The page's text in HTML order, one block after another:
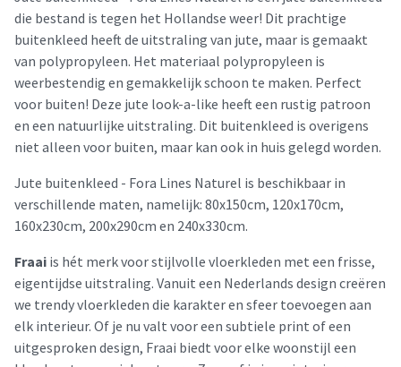
die bestand is tegen het Hollandse weer! Dit prachtige
buitenkleed heeft de uitstraling van jute, maar is gemaakt
van polypropyleen. Het materiaal polypropyleen is
weerbestendig en gemakkelijk schoon te maken. Perfect
voor buiten! Deze jute look-a-like heeft een rustig patroon
en een natuurlijke uitstraling. Dit buitenkleed is overigens
niet alleen voor buiten, maar kan ook in huis gelegd worden.
Jute buitenkleed - Fora Lines Naturel is beschikbaar in
verschillende maten, namelijk: 80x150cm, 120x170cm,
160x230cm, 200x290cm en 240x330cm.
Fraai is hét merk voor stijlvolle vloerkleden met een frisse,
eigentijdse uitstraling. Vanuit een Nederlands design creëren
we trendy vloerkleden die karakter en sfeer toevoegen aan
elk interieur. Of je nu valt voor een subtiele print of een
uitgesproken design, Fraai biedt voor elke woonstijl een